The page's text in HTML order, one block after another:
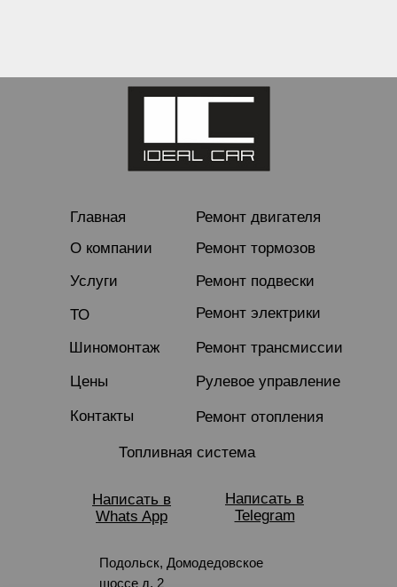
Ремонт подвески
Ремонт электрики
Ремонт трансмиссии
Главная
Контакты
Услуги
О компании
Цены
Подольск, Домодедовское
шоссе д. 2
Ремонт двигателя
Ремонт тормозов
ТО
Топливная система
Шиномонтаж
Ремонт отопления
Рулевое управление
Написать в
Whats App
Написать в
Telegram